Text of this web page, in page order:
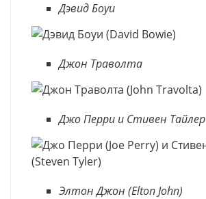
Дэвид Боуи
Джон Траволта
Джо Перри и Стивен Тайлер
Элтон Джон (Elton John)